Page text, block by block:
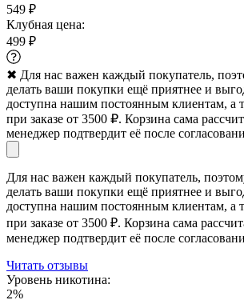
549 ₽
Клубная цена:
499 ₽
✖ Для нас важен каждый покупатель,
делать ваши покупки ещё приятнее и
доступна нашим постоянным клиентам, а
при заказе от 3500 ₽. Корзина сама
менеджер подтвердит её после
Для нас важен каждый покупатель,
делать ваши покупки ещё приятнее и
доступна нашим постоянным клиентам, а
при заказе от 3500 ₽. Корзина сама
менеджер подтвердит её после
Читать отзывы
Уровень никотина:
2%